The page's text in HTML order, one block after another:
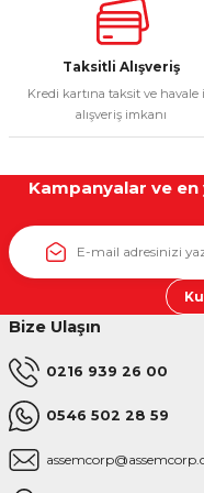
Taksitli Alışveriş
Kredi kartına taksit ve havale
alışveriş imkanı
Kampanyalar ve
Bize Ulaşın
0216 939 26 00
0546 502 28 59